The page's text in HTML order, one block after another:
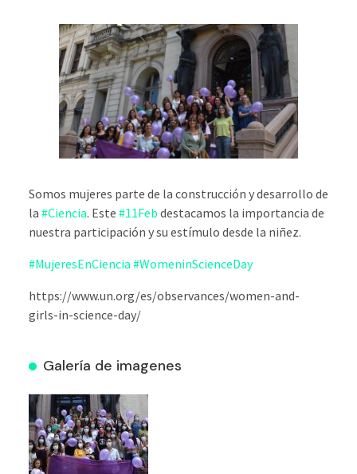
Somos mujeres parte de la construcción y desarrollo de
la #Ciencia. Este #11Feb destacamos la importancia de
nuestra participación y su estímulo desde la niñez.
#MujeresEnCiencia #WomeninScienceDay
https://www.un.org/es/observances/women-and-
girls-in-science-day/
Galería de imagenes